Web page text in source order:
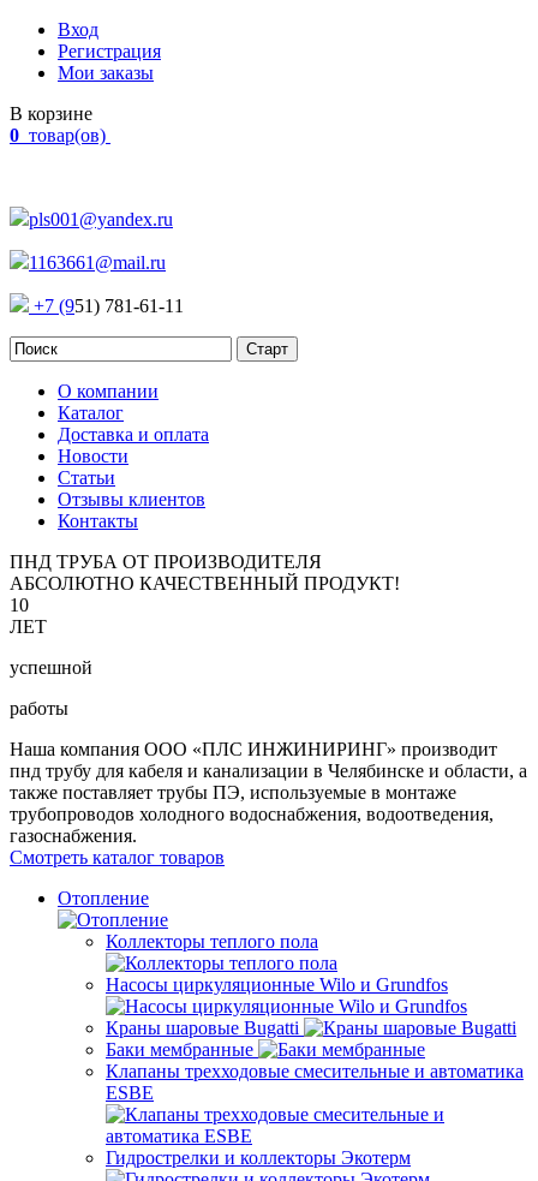
Вход
Регистрация
Мои заказы
В корзине
0 товар(ов)
pls001@yandex.ru
1163661@mail.ru
+7 (951) 781-61-11
О компании
Каталог
Доставка и оплата
Новости
Статьи
Отзывы клиентов
Контакты
ПНД ТРУБА ОТ ПРОИЗВОДИТЕЛЯ
АБСОЛЮТНО КАЧЕСТВЕННЫЙ ПРОДУКТ!
10
ЛЕТ
успешной
работы
Наша компания ООО «ПЛС ИНЖИНИРИНГ» производит
пнд трубу для кабеля и канализации в Челябинске и области, а
также поставляет трубы ПЭ, используемые в монтаже
трубопроводов холодного водоснабжения, водоотведения,
газоснабжения.
Смотреть каталог товаров
Отопление
Коллекторы теплого пола
Насосы циркуляционные Wilo и Grundfos
Краны шаровые Bugatti
Баки мембранные
Клапаны трехходовые смесительные и автоматика
ESBE
Гидрострелки и коллекторы Экотерм